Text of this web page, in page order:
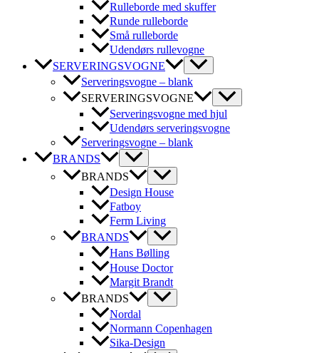
Rulleborde med skuffer
Runde rulleborde
Små rulleborde
Udendørs rullevogne
SERVERINGSVOGNE
Serveringsvogne – blank
SERVERINGSVOGNE
Serveringsvogne med hjul
Udendørs serveringsvogne
Serveringsvogne – blank
BRANDS
BRANDS
Design House
Fatboy
Ferm Living
BRANDS
Hans Bølling
House Doctor
Margit Brandt
BRANDS
Nordal
Normann Copenhagen
Sika-Design